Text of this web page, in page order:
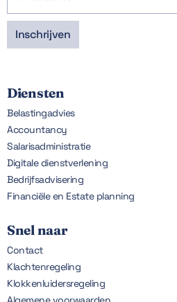
Diensten
Belastingadvies
Accountancy
Salarisadministratie
Digitale dienstverlening
Bedrijfsadvisering
Financiële en Estate planning
Snel naar
Contact
Klachtenregeling
Klokkenluidersregeling